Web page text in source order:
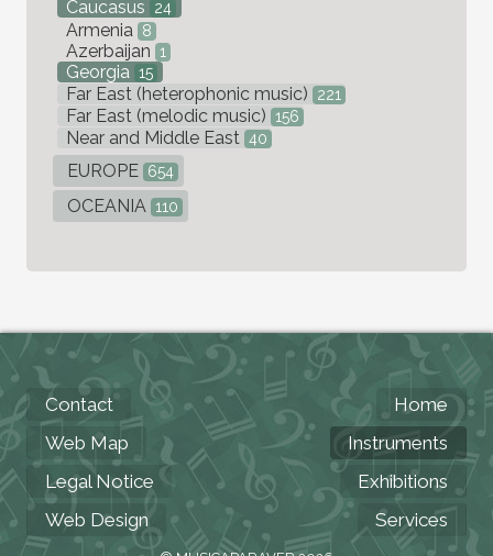
Caucasus 24
Armenia 8
Azerbaijan 1
Georgia 15
Far East (heterophonic music) 221
Far East (melodic music) 156
Near and Middle East 40
EUROPE 654
OCEANIA 110
Contact
Web Map
Legal Notice
Web Design
Home
Instruments
Exhibitions
Services